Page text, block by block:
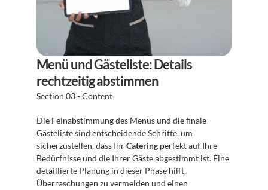
Menü und Gästeliste: Details
rechtzeitig abstimmen
Section 03 - Content
Die Feinabstimmung des Menüs und die finale
Gästeliste sind entscheidende Schritte, um
sicherzustellen, dass Ihr Catering perfekt auf Ihre
Bedürfnisse und die Ihrer Gäste abgestimmt ist. Eine
detaillierte Planung in dieser Phase hilft,
Überraschungen zu vermeiden und einen